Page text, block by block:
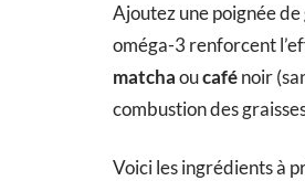
Ajoutez une poignée de
oméga-3 renforcent
matchaoucafénoir
combustion des
Voici les ingrédients à